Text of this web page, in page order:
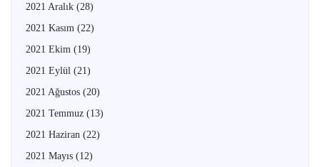
2021 Aralık (28)
2021 Kasım (22)
2021 Ekim (19)
2021 Eylül (21)
2021 Ağustos (20)
2021 Temmuz (13)
2021 Haziran (22)
2021 Mayıs (12)